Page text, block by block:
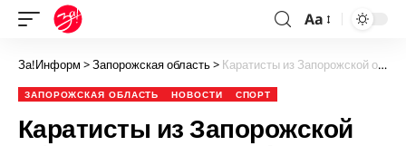
Aa
За!Информ >Запорожская область> Каратисты из Запорожской области завоевали 4 медали на всероссийских соревнованиях
ЗАПОРОЖСКАЯ ОБЛАСТЬ НОВОСТИ СПОРТ
Каратисты из Запорожской